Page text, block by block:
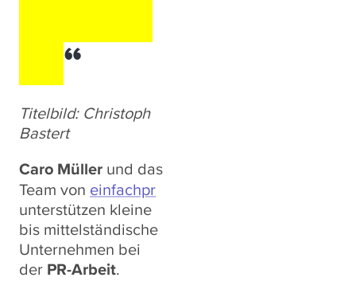
“
Titelbild: Christoph
Bastert
Caro Müller und das
Team von einfachpr
unterstützen kleine
bis mittelständische
Unternehmen bei
der PR-Arbeit.